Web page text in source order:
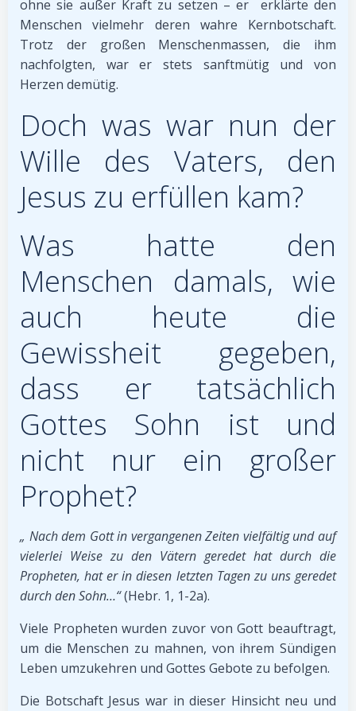
ohne sie außer Kraft zu setzen – er erklärte den
Menschen vielmehr deren wahre Kernbotschaft.
Trotz der großen Menschenmassen, die ihm
nachfolgten, war er stets sanftmütig und von
Herzen demütig.
Doch was war nun der
Wille des Vaters, den
Jesus zu erfüllen kam?
Was hatte den
Menschen damals, wie
auch heute die
Gewissheit gegeben,
dass er tatsächlich
Gottes Sohn ist und
nicht nur ein großer
Prophet?
„ Nach dem Gott in vergangenen Zeiten vielfältig und auf
vielerlei Weise zu den Vätern geredet hat durch die
Propheten, hat er in diesen letzten Tagen zu uns geredet
durch den Sohn…“(Hebr. 1, 1-2a).
Viele Propheten wurden zuvor von Gott beauftragt,
um die Menschen zu mahnen, von ihrem Sündigen
Leben umzukehren und Gottes Gebote zu befolgen.
Die Botschaft Jesus war in dieser Hinsicht neu und